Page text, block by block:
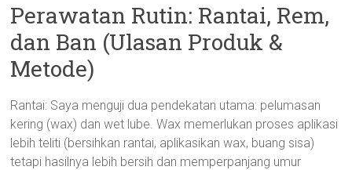
Perawatan Rutin: Rantai, Rem,
dan Ban (Ulasan Produk &
Metode)
Rantai: Saya menguji dua pendekatan utama: pelumasan
kering (wax) dan wet lube. Wax memerlukan proses aplikasi
lebih teliti (bersihkan rantai, aplikasikan wax, buang sisa)
tetapi hasilnya lebih bersih dan memperpanjang umur